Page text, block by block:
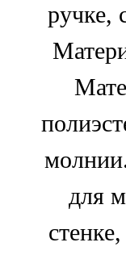
ручке,
для